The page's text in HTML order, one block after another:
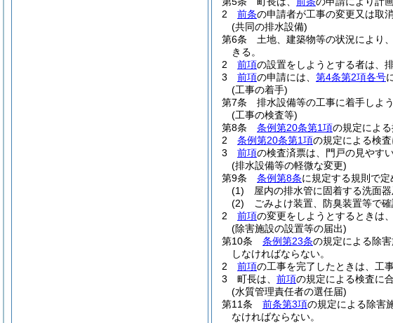
2
前条の申請者が工事の変更又は取
(共同の排水設備)
第6条
土地、建築物等の状況により、
きる。
2
前項の設置をしようとする者は、
3
前項の申請には、 第4条第2項各号
(工事の着手)
第7条
排水設備等の工事に着手しよ
(工事の検査等)
第8条
条例第20条第1項の規定によ
2
条例第20条第1項の規定による検査
3
前項の検査済票は、門戸の見やす
(排水設備等の軽微な変更)
第9条
条例第8条に規定する規則で
(1)
屋内の排水管に固着する洗面
(2)
ごみよけ装置、防臭装置等で
2
前項の変更をしようとするときは
(除害施設の設置等の届出)
第10条
条例第23条の規定による除
しなければならない。
2
前項の工事を完了したときは、工
3
町長は、 前項の規定による検査に
(水質管理責任者の選任届)
第11条
前条第3項の規定による除害
なければならない。